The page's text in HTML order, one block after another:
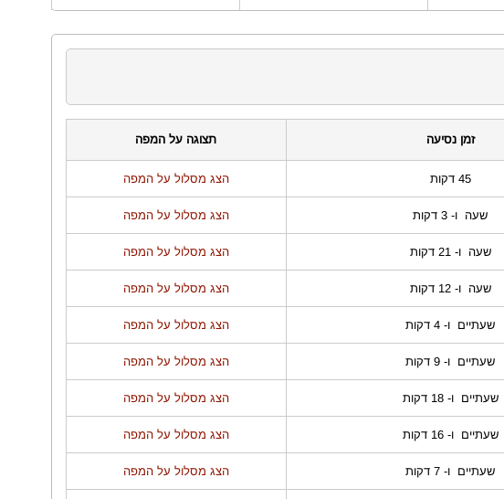
זמן נסיעה תצוגה על המפה
45 דקות הצג מסלול על המפה
שעה ו- 3 דקות הצג מסלול על המפה
שעה ו- 21 דקות הצג מסלול על המפה
שעה ו- 12 דקות הצג מסלול על המפה
שעתיים ו- 4 דקות הצג מסלול על המפה
שעתיים ו- 9 דקות הצג מסלול על המפה
שעתיים ו- 18 דקות הצג מסלול על המפה
שעתיים ו- 16 דקות הצג מסלול על המפה
שעתיים ו- 7 דקות הצג מסלול על המפה